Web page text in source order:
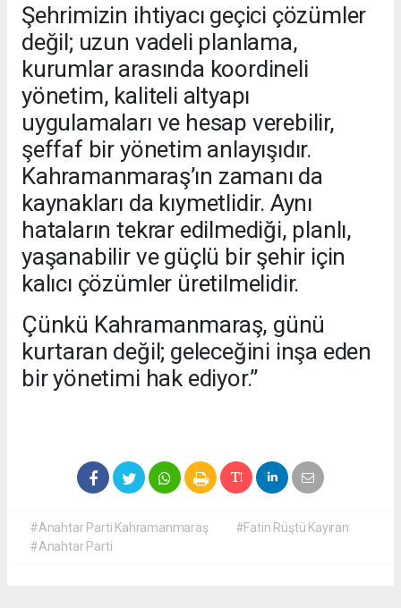
Şehrimizin ihtiyacı geçici çözümler
değil; uzun vadeli planlama,
kurumlar arasında koordineli
yönetim, kaliteli altyapı
uygulamaları ve hesap verebilir,
şeffaf bir yönetim anlayışıdır.
Kahramanmaraş’ın zamanı da
kaynakları da kıymetlidir. Aynı
hataların tekrar edilmediği, planlı,
yaşanabilir ve güçlü bir şehir için
kalıcı çözümler üretilmelidir.
Çünkü Kahramanmaraş, günü
kurtaran değil; geleceğini inşa eden
bir yönetimi hak ediyor.”
#Anahtar Parti Kahramanmaraş
#Fatin Rüştü Kayıran
#Anahtar Parti